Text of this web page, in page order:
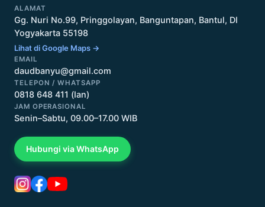
ALAMAT
Gg. Nuri No.99, Pringgolayan, Banguntapan, Bantul, DI
Yogyakarta 55198
Lihat di Google Maps →
EMAIL
daudbanyu@gmail.com
TELEPON / WHATSAPP
0818 648 411 (Ian)
JAM OPERASIONAL
Senin–Sabtu, 09.00–17.00 WIB
Hubungi via WhatsApp